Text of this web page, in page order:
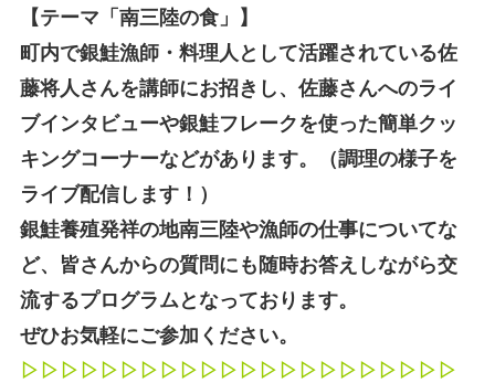
【テーマ「南三陸の食」】
町内で銀鮭漁師・料理人として活躍されている佐
藤将人さんを講師にお招きし、佐藤さんへのライ
ブインタビューや銀鮭フレークを使った簡単クッ
キングコーナーなどがあります。（調理の様子を
ライブ配信します！）
銀鮭養殖発祥の地南三陸や漁師の仕事についてな
ど、皆さんからの質問にも随時お答えしながら交
流するプログラムとなっております。
ぜひお気軽にご参加ください。
▷▷▷▷▷▷▷▷▷▷▷▷▷▷▷▷▷▷▷▷▷▷